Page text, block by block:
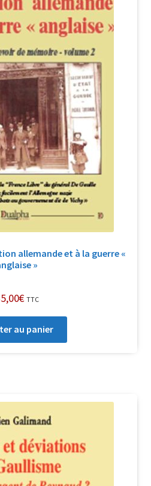
allemande et à la guerre «
»
€ TTC
au panier